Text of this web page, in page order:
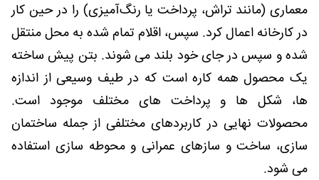
معماری (مانند تراش، پرداخت یا رنگ‌آمیزی) را در حین کار
در کارخانه اعمال کرد. سپس، اقلام تمام شده به محل منتقل
شده و سپس در جای خود بلند می شوند. بتن پیش ساخته
یک محصول همه کاره است که در طیف وسیعی از اندازه
ها، شکل ها و پرداخت های مختلف موجود است.
محصولات نهایی در کاربردهای مختلفی از جمله ساختمان
سازی، ساخت و سازهای عمرانی و محوطه سازی استفاده
می شود.